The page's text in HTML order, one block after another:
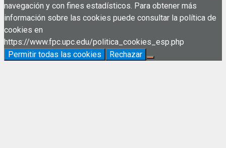
navegación y con fines estadísticos. Para obtener más
información sobre las cookies puede consultar la política de
cookies en
https://www.fpc.upc.edu/politica_cookies_esp.php
Permitir todas las cookies
Rechazar